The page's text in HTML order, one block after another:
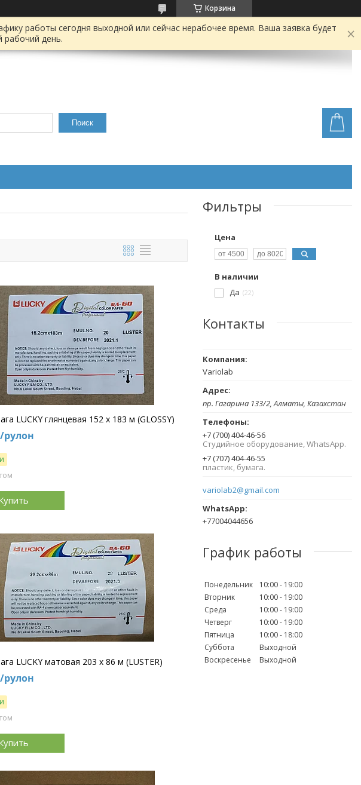
Корзина
работы сегодня выходной или сейчас нерабочее время. Ваша заявка будет
день.
Поиск
LUCKY глянцевая 152 х 183 м (GLOSSY)
рулон
LUCKY матовая 203 х 86 м (LUSTER)
рулон
Фильтры
Цена
В наличии
Да
22
Контакты
Variolab
пр. Гагарина 133/2, Алматы, Казахстан
+7 (700) 404-46-56
Студийное оборудование, WhatsApp.
+7 (707) 404-46-55
пластик, бумага.
variolab2@gmail.com
+77004044656
График работы
Понедельник 10:00
19:00
Вторник
10:00
19:00
Среда
10:00
19:00
Четверг
10:00
19:00
Пятница
10:00
18:00
Суббота
Выходной
Воскресенье
Выходной